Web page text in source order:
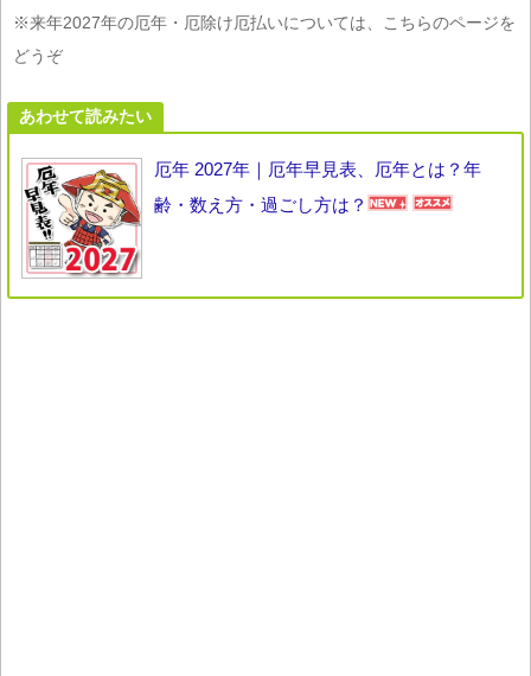
※来年2027年の厄年・厄除け厄払いについては、こちらのページを
どうぞ
あわせて読みたい
厄年 2027年｜厄年早見表、厄年とは？年
齢・数え方・過ごし方は？